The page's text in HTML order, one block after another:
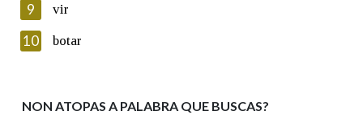
Texto de verificación
9 vir
10 botar
NON ATOPAS A PALABRA QUE BUSCAS?